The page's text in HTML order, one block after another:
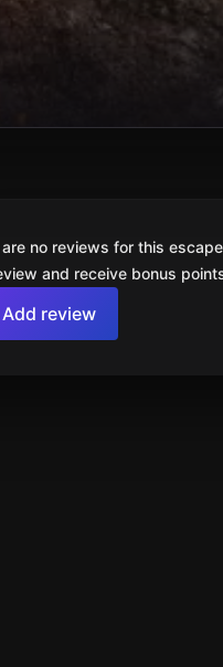
no reviews for this
and receive bonus
Add review